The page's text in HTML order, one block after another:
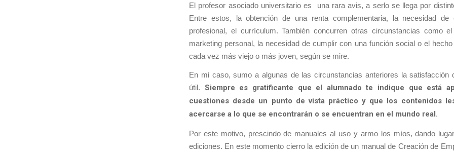
El profesor asociado universitario es una rara avis, a serlo se llega por
Entre estos, la obtención de una renta complementaria, la necesidad de
profesional, el currículum. También concurren otras circunstancias como
marketing personal, la necesidad de cumplir con una función social o el
cada vez más viejo o más joven, según se mire.
En mi caso, sumo a algunas de las circunstancias anteriores la satisfacción
útil. Siempre es gratificante que el alumnado te indique que está
cuestiones desde un punto de vista práctico y que los contenidos
acercarse a lo que se encontrarán o se encuentran en el mundo real.
Por este motivo, prescindo de manuales al uso y armo los míos, dando
ediciones. En este momento cierro la edición de un manual de Creación de